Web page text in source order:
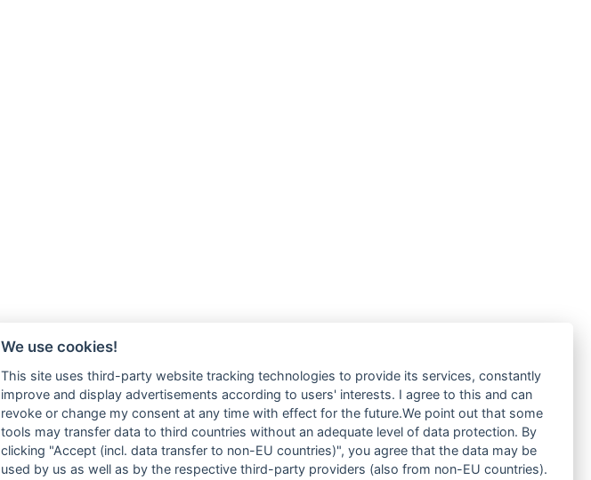
We use cookies!
This site uses third-party website tracking technologies to provide its services, constantly
improve and display advertisements according to users' interests. I agree to this and can
revoke or change my consent at any time with effect for the future.We point out that some
tools may transfer data to third countries without an adequate level of data protection. By
clicking "Accept (incl. data transfer to non-EU countries)", you agree that the data may be
used by us as well as by the respective third-party providers (also from non-EU countries).